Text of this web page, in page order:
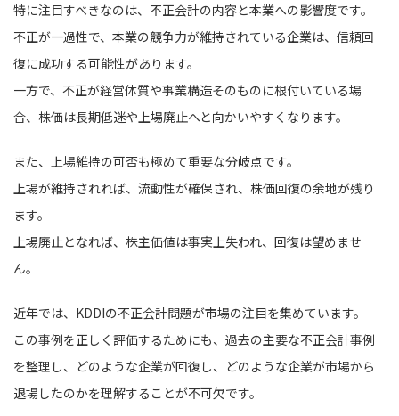
特に注目すべきなのは、不正会計の内容と本業への影響度です。
不正が一過性で、本業の競争力が維持されている企業は、信頼回
復に成功する可能性があります。
一方で、不正が経営体質や事業構造そのものに根付いている場
合、株価は長期低迷や上場廃止へと向かいやすくなります。
また、上場維持の可否も極めて重要な分岐点です。
上場が維持されれば、流動性が確保され、株価回復の余地が残り
ます。
上場廃止となれば、株主価値は事実上失われ、回復は望めませ
ん。
近年では、KDDIの不正会計問題が市場の注目を集めています。
この事例を正しく評価するためにも、過去の主要な不正会計事例
を整理し、どのような企業が回復し、どのような企業が市場から
退場したのかを理解することが不可欠です。